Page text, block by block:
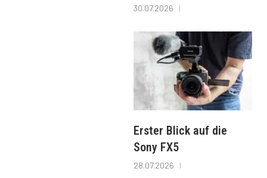
30.07.2026
Erster Blick auf die
Sony FX5
28.07.2026